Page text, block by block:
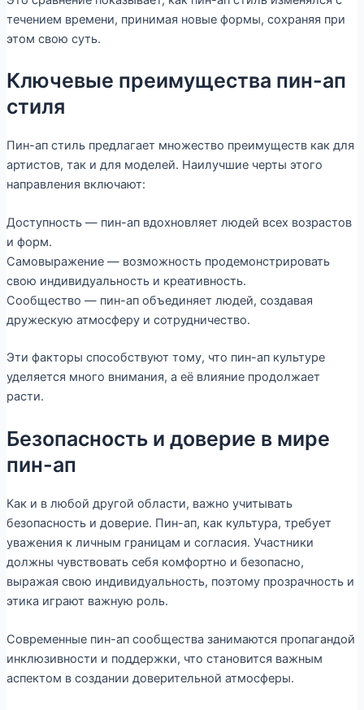
течением времени, принимая новые формы, сохраняя при
этом свою суть.
Ключевые преимущества пин-ап
стиля
Пин-ап стиль предлагает множество преимуществ как для
артистов, так и для моделей. Наилучшие черты этого
направления включают:
Доступность — пин-ап вдохновляет людей всех возрастов
и форм.
Самовыражение — возможность продемонстрировать
свою индивидуальность и креативность.
Сообщество — пин-ап объединяет людей, создавая
дружескую атмосферу и сотрудничество.
Эти факторы способствуют тому, что пин-ап культуре
уделяется много внимания, а её влияние продолжает
расти.
Безопасность и доверие в мире
пин-ап
Как и в любой другой области, важно учитывать
безопасность и доверие. Пин-ап, как культура, требует
уважения к личным границам и согласия. Участники
должны чувствовать себя комфортно и безопасно,
выражая свою индивидуальность, поэтому прозрачность и
этика играют важную роль.
Современные пин-ап сообщества занимаются пропагандой
инклюзивности и поддержки, что становится важным
аспектом в создании доверительной атмосферы.